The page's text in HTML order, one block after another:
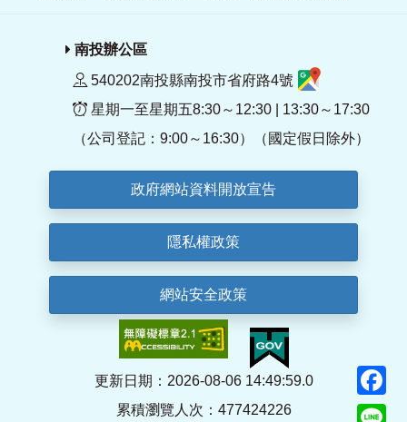
南投辦公區
540202南投縣南投市省府路4號
星期一至星期五8:30～12:30 | 13:30～17:30
（公司登記：9:00～16:30）（國定假日除外）
政府網站資料開放宣告
隱私權政策
網站安全政策
更新日期：2026-08-06 14:49:59.0
累積瀏覽人次：477424226